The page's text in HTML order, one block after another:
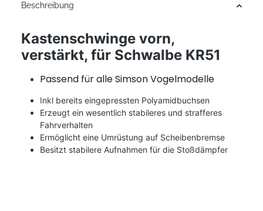
Beschreibung
Kastenschwinge vorn,
verstärkt, für Schwalbe KR51
Passend für alle Simson Vogelmodelle
Inkl bereits eingepressten Polyamidbuchsen
Erzeugt ein wesentlich stabileres und strafferes
Fahrverhalten
Ermöglicht eine Umrüstung auf Scheibenbremse
Besitzt stabilere Aufnahmen für die Stoßdämpfer